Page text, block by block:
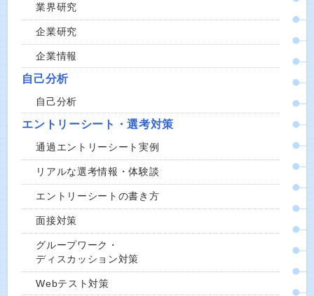
業界研究
企業研究
企業情報
自己分析
自己分析
エントリーシート・選考対策
通過エントリーシート実例
リアルな選考情報・体験談
エントリーシートの書き方
面接対策
グループワーク・
ディスカッション対策
Webテスト対策